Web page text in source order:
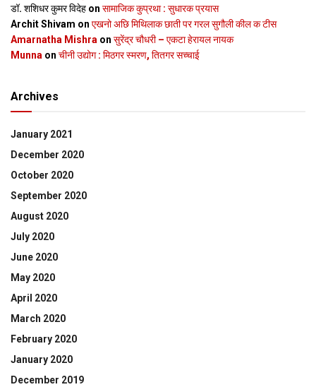
डॉ. शशिधर कुमर विदेह on सामाजिक कुप्रथा : सुधारक प्रयास
Archit Shivam on एखनो अछि मिथिलाक छाती पर गरल सुगौली कील क टीस
Amarnatha Mishra on सुरेंद्र चौधरी – एकटा हेरायल नायक
Munna on चीनी उद्योग : मिठगर स्‍मरण, तितगर सच्‍चाई
Archives
January 2021
December 2020
October 2020
September 2020
August 2020
July 2020
June 2020
May 2020
April 2020
March 2020
February 2020
January 2020
December 2019